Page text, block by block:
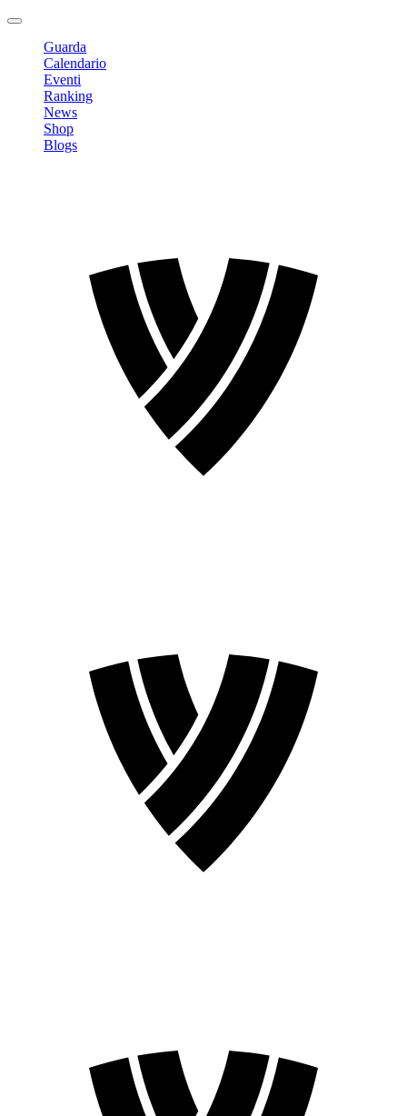
Guarda
Calendario
Eventi
Ranking
News
Shop
Blogs